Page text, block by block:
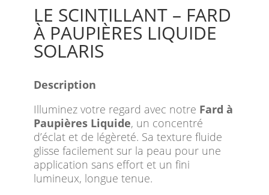
LE SCINTILLANT – FARD
À PAUPIÈRES LIQUIDE
SOLARIS
Description
Illuminez votre regard avec notre Fard à
Paupières Liquide, un concentré
d’éclat et de légèreté. Sa texture fluide
glisse facilement sur la peau pour une
application sans effort et un fini
lumineux, longue tenue.